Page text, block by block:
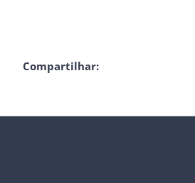
Compartilhar: